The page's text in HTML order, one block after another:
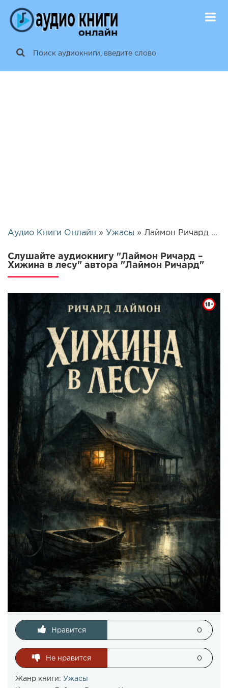
Аудио Книги Онлайн » Ужасы » Лаймон Ричард – Хижина в лесу | 24988
Слушайте аудиокнигу "Лаймон Ричард –
Хижина в лесу" автора "Лаймон Ричард"
Нравится 0
Не нравится 0
Жанр книги: Ужасы